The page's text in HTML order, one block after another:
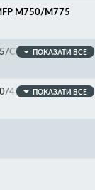
M750/M775
CM1312/2320/Can
8330/8340/835
ПОКАЗАТИ ВСЕ
4525/CM3530/Ent
CE263A/CE
ПОКАЗАТИ ВСЕ